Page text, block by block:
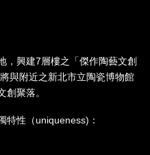
，興建7層樓之「傑作陶藝文創
與附近之新北市立陶瓷博物館
創聚落。
特性（uniqueness)：